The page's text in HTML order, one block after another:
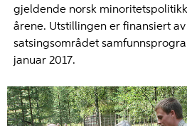
gjeldende norsk
årene. Utstillingen er finansiert
satsingsområdet
januar 2017.